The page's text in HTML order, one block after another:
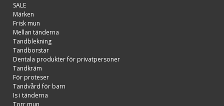
SALE
Märken
Frisk mun
Mellan tänderna
Tandblekning
Tandborstar
Dentala produkter för privatpersoner
Tandkräm
För proteser
Tandvård för barn
Is i tänderna
Torr mun